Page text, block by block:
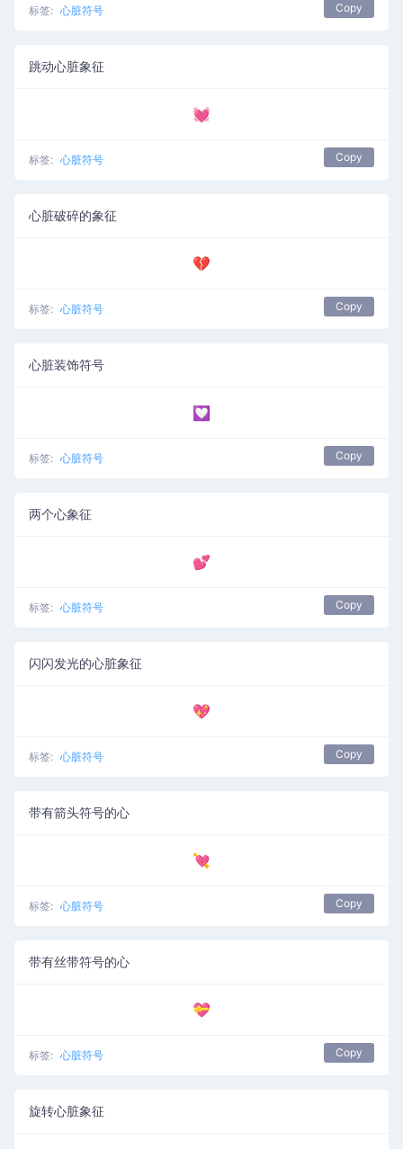
标签: 心脏符号 Copy
跳动心脏象征
💓
标签: 心脏符号 Copy
心脏破碎的象征
💔
标签: 心脏符号 Copy
心脏装饰符号
💟
标签: 心脏符号 Copy
两个心象征
💕
标签: 心脏符号 Copy
闪闪发光的心脏象征
💖
标签: 心脏符号 Copy
带有箭头符号的心
💘
标签: 心脏符号 Copy
带有丝带符号的心
💝
标签: 心脏符号 Copy
旋转心脏象征